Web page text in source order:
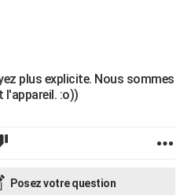
plus explicite. Nous sommes
l'appareil. :o))
Posez votre question